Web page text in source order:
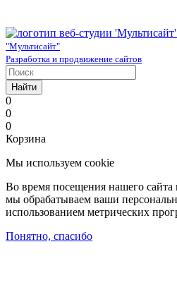
"Мультисайт"
Разработка и продвижение сайтов
Найти
0
0
0
Корзина
Мы используем cookie
Во время посещения нашего сайта
мы обрабатываем ваши
использованием метрических
Понятно, спасибо